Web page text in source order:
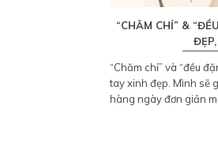
“CHĂM CHỈ” &
“Chăm chỉ” và “đều
tay xinh đẹp. Mình sẽ
hàng ngày đơn giản